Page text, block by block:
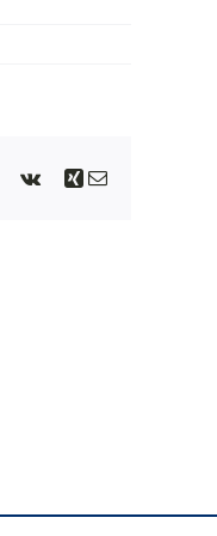
Pinterest
Vk Xing Email